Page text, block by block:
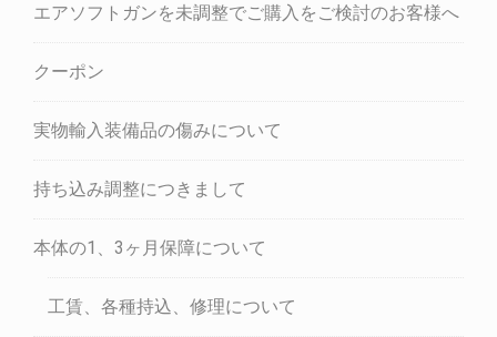
エアソフトガンを未調整でご購入をご検討のお客様へ
クーポン
実物輸入装備品の傷みについて
持ち込み調整につきまして
本体の1、3ヶ月保障について
工賃、各種持込、修理について